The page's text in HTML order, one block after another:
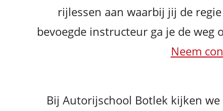
rijlessen aan waarbij jij de
bevoegde instructeur ga je de weg
Neem
Bij Autorijschool Botlek kijken